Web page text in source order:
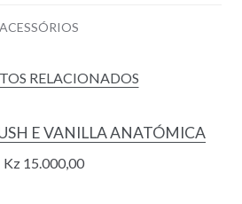
RELACIONADOS
E VANILLA ANATÓMICA
Kz15.000,00